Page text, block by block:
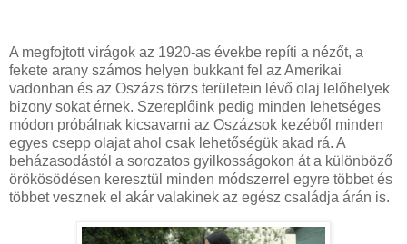
A megfojtott virágok az 1920-as évekbe repíti a nézőt, a
fekete arany számos helyen bukkant fel az Amerikai
vadonban és az Oszázs törzs területein lévő olaj lelőhelyek
bizony sokat érnek. Szereplőink pedig minden lehetséges
módon próbálnak kicsavarni az Oszázsok kezéből minden
egyes csepp olajat ahol csak lehetőségük akad rá. A
beházasodástól a sorozatos gyilkosságokon át a különböző
örökösödésen keresztül minden módszerrel egyre többet és
többet vesznek el akár valakinek az egész családja árán is.